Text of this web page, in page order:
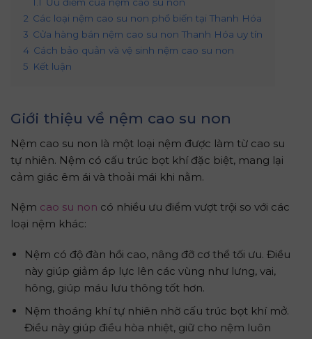
2 Các loại nệm cao su non phổ biến tại Thanh Hóa
3 Cửa hàng bán nệm cao su non Thanh Hóa uy tín
4 Cách bảo quản và vệ sinh nệm cao su non
5 Kết luận
Giới thiệu về nệm cao su non
Nệm cao su non là một loại nệm được làm từ cao su
tự nhiên. Nệm có cấu trúc bọt khí đặc biệt, mang lại
cảm giác êm ái và thoải mái khi nằm.
Nệm cao su non có nhiều ưu điểm vượt trội so với các
loại nệm khác:
Nệm có độ đàn hồi cao, nâng đỡ cơ thể tối ưu. Điều
này giúp giảm áp lực lên các vùng như lưng, vai,
hông, giúp máu lưu thông tốt hơn.
Nệm thoáng khí tự nhiên nhờ cấu trúc bọt khí mở.
Điều này giúp điều hòa nhiệt, giữ cho nệm luôn